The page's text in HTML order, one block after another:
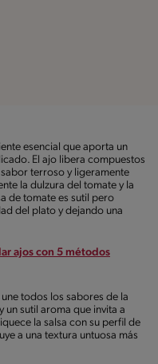
esencial que aporta un
El ajo libera compuestos
terroso y ligeramente
la dulzura del tomate y la
de tomate es sutil pero
del plato y dejando una
ajos con 5 métodos
todos los sabores de la
un sutil aroma que invita a
la salsa con su perfil de
a una textura untuosa más